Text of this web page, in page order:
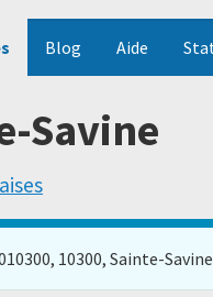
Blog Aide
Savine
10300, Sainte-Savine